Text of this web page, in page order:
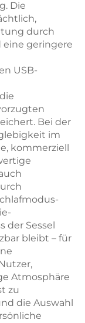
Die
durch
geringere
USB-
Bei der
im
kommerziell
der Sessel
bleibt – für
Atmosphäre
zu
die Auswahl